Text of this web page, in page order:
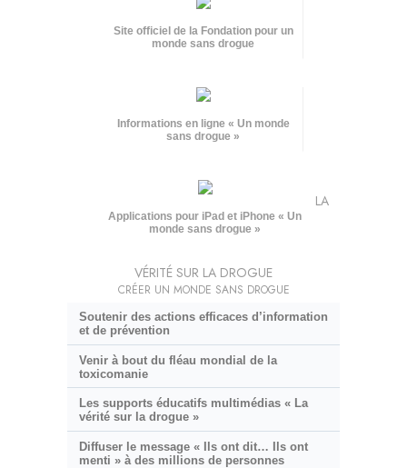
Site officiel de la Fondation pour un
monde sans drogue
Informations en ligne « Un monde
sans drogue »
Applications pour iPad et iPhone « Un
monde sans drogue »
LA
VÉRITÉ SUR LA DROGUE
CRÉER UN MONDE SANS DROGUE
Soutenir des actions efficaces d’information
et de prévention
Venir à bout du fléau mondial de la
toxicomanie
Les supports éducatifs multimédias « La
vérité sur la drogue »
Diffuser le message « Ils ont dit… Ils ont
menti » à des millions de personnes